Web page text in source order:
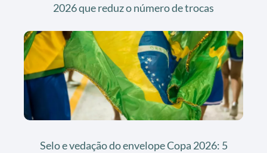
2026 que reduz o número de trocas
Selo e vedação do envelope Copa 2026: 5